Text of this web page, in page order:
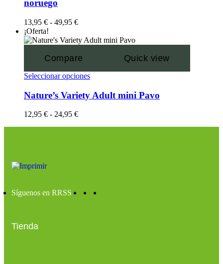
noruego
13,95 € - 49,95 €
¡Oferta!
Compare Quick view
Seleccionar opciones
Nature’s Variety Adult mini Pavo
12,95 € - 24,95 €
Síguenos en RRSS
Tienda